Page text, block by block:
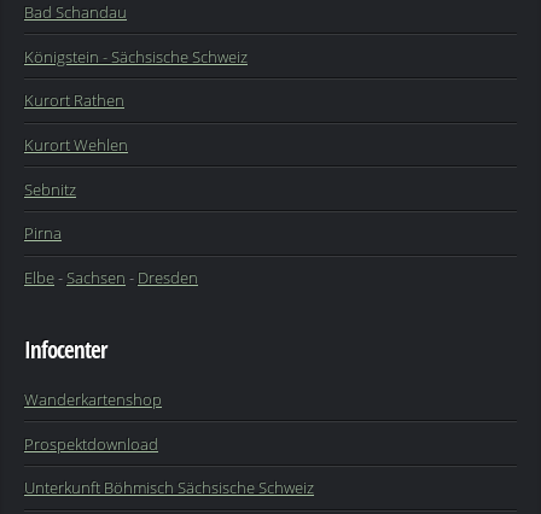
Bad Schandau
Königstein - Sächsische Schweiz
Kurort Rathen
Kurort Wehlen
Sebnitz
Pirna
Elbe-Sachsen - Dresden
Infocenter
Wanderkartenshop
Prospektdownload
Unterkunft Böhmisch Sächsische Schweiz